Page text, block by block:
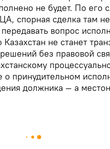
не будет. По его
спорная сделка там
вопрос
не станет
без правовой
о принудительном
должника — а